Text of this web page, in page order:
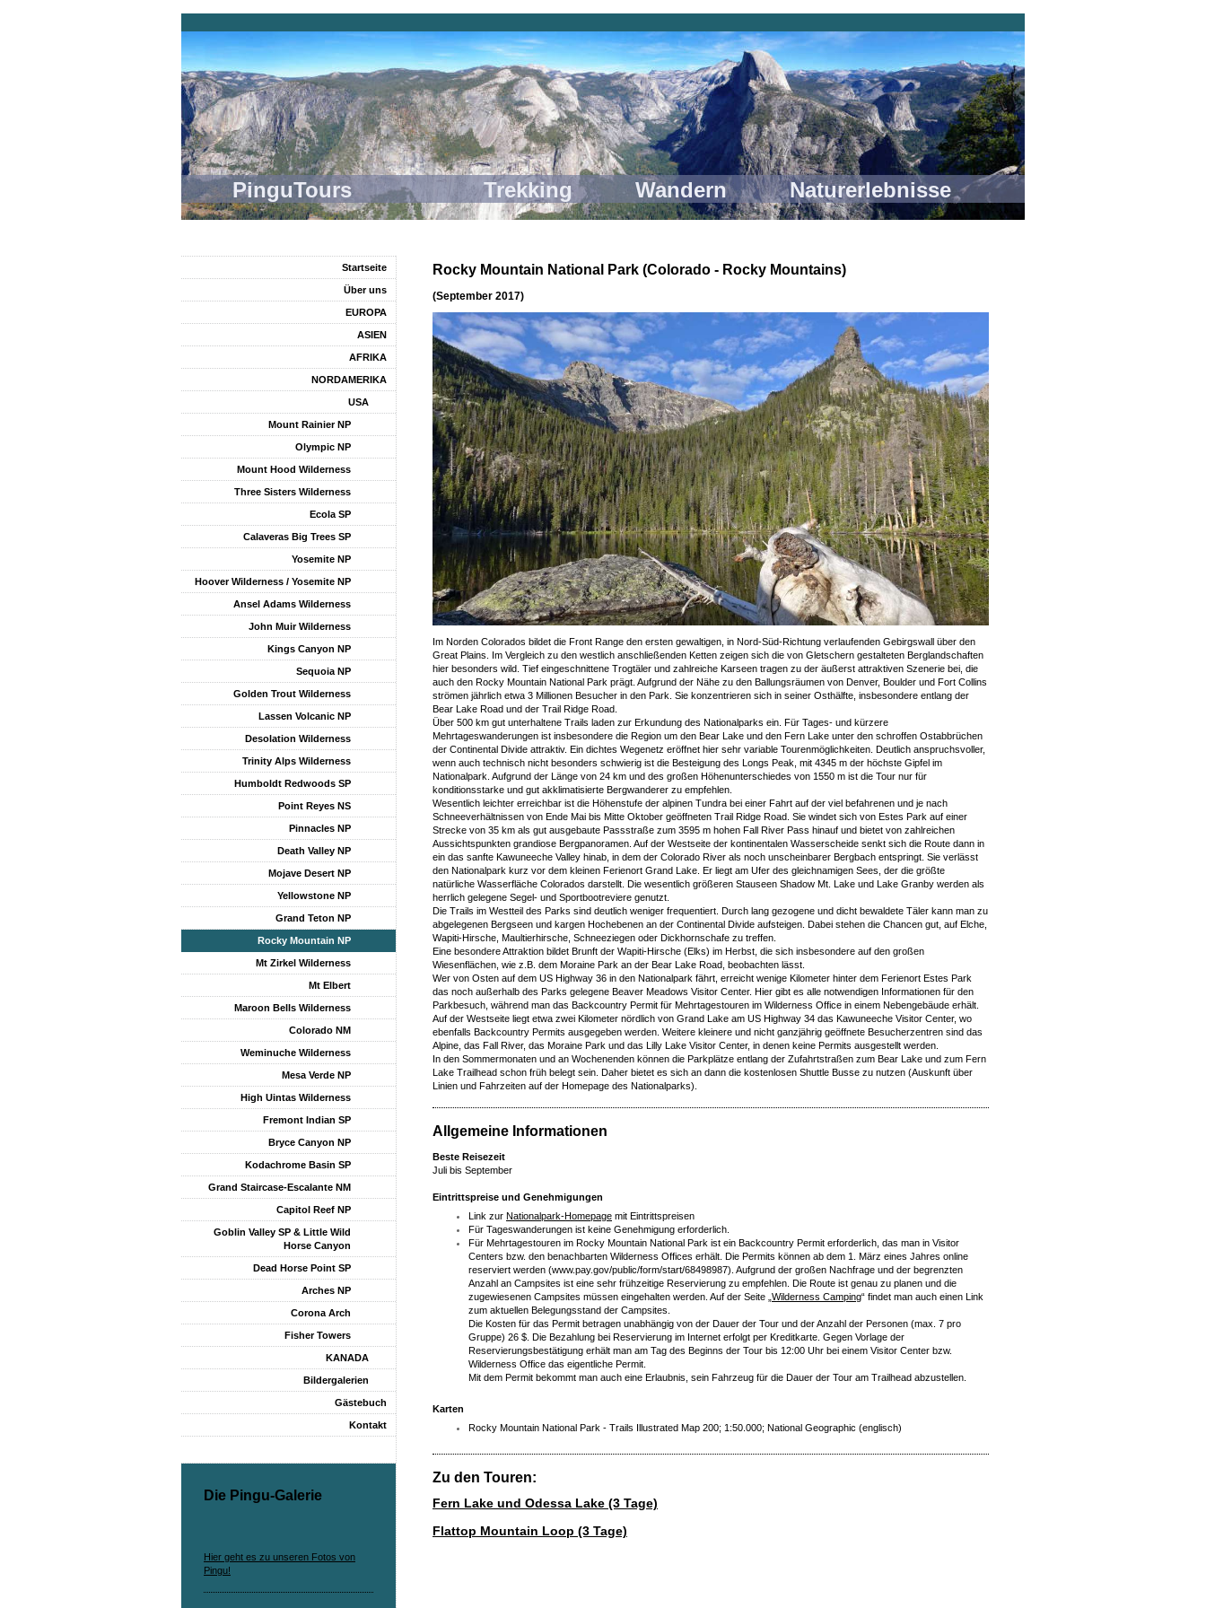
PinguTours Trekking Wandern Naturerlebnisse
Rocky Mountain National Park (Colorado - Rocky Mountains)
(September 2017)
Im Norden Colorados bildet die Front Range den ersten gewaltigen, in Nord-Süd-Richtung verlaufenden Gebirgswall über den
Great Plains. Im Vergleich zu den westlich anschließenden Ketten zeigen sich die von Gletschern gestalteten Berglandschaften
hier besonders wild. Tief eingeschnittene Trogtäler und zahlreiche Karseen tragen zu der äußerst attraktiven Szenerie bei, die
auch den Rocky Mountain National Park prägt. Aufgrund der Nähe zu den Ballungsräumen von Denver, Boulder und Fort Collins
strömen jährlich etwa 3 Millionen Besucher in den Park. Sie konzentrieren sich in seiner Osthälfte, insbesondere entlang der
Bear Lake Road und der Trail Ridge Road.
Über 500 km gut unterhaltene Trails laden zur Erkundung des Nationalparks ein. Für Tages- und kürzere
Mehrtageswanderungen ist insbesondere die Region um den Bear Lake und den Fern Lake unter den schroffen Ostabbrüchen
der Continental Divide attraktiv. Ein dichtes Wegenetz eröffnet hier sehr variable Tourenmöglichkeiten. Deutlich anspruchsvoller,
wenn auch technisch nicht besonders schwierig ist die Besteigung des Longs Peak, mit 4345 m der höchste Gipfel im
Nationalpark. Aufgrund der Länge von 24 km und des großen Höhenunterschiedes von 1550 m ist die Tour nur für
konditionsstarke und gut akklimatisierte Bergwanderer zu empfehlen.
Wesentlich leichter erreichbar ist die Höhenstufe der alpinen Tundra bei einer Fahrt auf der viel befahrenen und je nach
Schneeverhältnissen von Ende Mai bis Mitte Oktober geöffneten Trail Ridge Road. Sie windet sich von Estes Park auf einer
Strecke von 35 km als gut ausgebaute Passstraße zum 3595 m hohen Fall River Pass hinauf und bietet von zahlreichen
Aussichtspunkten grandiose Bergpanoramen. Auf der Westseite der kontinentalen Wasserscheide senkt sich die Route dann in
ein das sanfte Kawuneeche Valley hinab, in dem der Colorado River als noch unscheinbarer Bergbach entspringt. Sie verlässt
den Nationalpark kurz vor dem kleinen Ferienort Grand Lake. Er liegt am Ufer des gleichnamigen Sees, der die größte
natürliche Wasserfläche Colorados darstellt. Die wesentlich größeren Stauseen Shadow Mt. Lake und Lake Granby werden als
herrlich gelegene Segel- und Sportbootreviere genutzt.
Die Trails im Westteil des Parks sind deutlich weniger frequentiert. Durch lang gezogene und dicht bewaldete Täler kann man zu
abgelegenen Bergseen und kargen Hochebenen an der Continental Divide aufsteigen. Dabei stehen die Chancen gut, auf Elche,
Wapiti-Hirsche, Maultierhirsche, Schneeziegen oder Dickhornschafe zu treffen.
Eine besondere Attraktion bildet Brunft der Wapiti-Hirsche (Elks) im Herbst, die sich insbesondere auf den großen
Wiesenflächen, wie z.B. dem Moraine Park an der Bear Lake Road, beobachten lässt.
Wer von Osten auf dem US Highway 36 in den Nationalpark fährt, erreicht wenige Kilometer hinter dem Ferienort Estes Park
das noch außerhalb des Parks gelegene Beaver Meadows Visitor Center. Hier gibt es alle notwendigen Informationen für den
Parkbesuch, während man das Backcountry Permit für Mehrtagestouren im Wilderness Office in einem Nebengebäude erhält.
Auf der Westseite liegt etwa zwei Kilometer nördlich von Grand Lake am US Highway 34 das Kawuneeche Visitor Center, wo
ebenfalls Backcountry Permits ausgegeben werden. Weitere kleinere und nicht ganzjährig geöffnete Besucherzentren sind das
Alpine, das Fall River, das Moraine Park und das Lilly Lake Visitor Center, in denen keine Permits ausgestellt werden.
In den Sommermonaten und an Wochenenden können die Parkplätze entlang der Zufahrtstraßen zum Bear Lake und zum Fern
Lake Trailhead schon früh belegt sein. Daher bietet es sich an dann die kostenlosen Shuttle Busse zu nutzen (Auskunft über
Linien und Fahrzeiten auf der Homepage des Nationalparks).
Allgemeine Informationen
Beste Reisezeit
Juli bis September
Eintrittspreise und Genehmigungen
Link zur Nationalpark-Homepage mit Eintrittspreisen
Für Tageswanderungen ist keine Genehmigung erforderlich.
Für Mehrtagestouren im Rocky Mountain National Park ist ein Backcountry Permit erforderlich, das man in Visitor
Centers bzw. den benachbarten Wilderness Offices erhält. Die Permits können ab dem 1. März eines Jahres online
reserviert werden (www.pay.gov/public/form/start/68498987). Aufgrund der großen Nachfrage und der begrenzten
Anzahl an Campsites ist eine sehr frühzeitige Reservierung zu empfehlen. Die Route ist genau zu planen und die
zugewiesenen Campsites müssen eingehalten werden. Auf der Seite „ Wilderness Camping“ findet man auch einen Link
zum aktuellen Belegungsstand der Campsites.
Die Kosten für das Permit betragen unabhängig von der Dauer der Tour und der Anzahl der Personen (max. 7 pro
Gruppe) 26 $. Die Bezahlung bei Reservierung im Internet erfolgt per Kreditkarte. Gegen Vorlage der
Reservierungsbestätigung erhält man am Tag des Beginns der Tour bis 12:00 Uhr bei einem Visitor Center bzw.
Wilderness Office das eigentliche Permit.
Mit dem Permit bekommt man auch eine Erlaubnis, sein Fahrzeug für die Dauer der Tour am Trailhead abzustellen.
Karten
Rocky Mountain National Park - Trails Illustrated Map 200; 1:50.000; National Geographic (englisch)
Zu den Touren:
Fern Lake und Odessa Lake (3 Tage)
Flattop Mountain Loop (3 Tage)
Startseite
Über uns
EUROPA
ASIEN
AFRIKA
NORDAMERIKA
USA
Mount Rainier NP
Olympic NP
Mount Hood Wilderness
Three Sisters Wilderness
Ecola SP
Calaveras Big Trees SP
Yosemite NP
Hoover Wilderness / Yosemite NP
Ansel Adams Wilderness
John Muir Wilderness
Kings Canyon NP
Sequoia NP
Golden Trout Wilderness
Lassen Volcanic NP
Desolation Wilderness
Trinity Alps Wilderness
Humboldt Redwoods SP
Point Reyes NS
Pinnacles NP
Death Valley NP
Mojave Desert NP
Yellowstone NP
Grand Teton NP
Rocky Mountain NP
Mt Zirkel Wilderness
Mt Elbert
Maroon Bells Wilderness
Colorado NM
Weminuche Wilderness
Mesa Verde NP
High Uintas Wilderness
Fremont Indian SP
Bryce Canyon NP
Kodachrome Basin SP
Grand Staircase-Escalante NM
Capitol Reef NP
Goblin Valley SP & Little Wild
Horse Canyon
Dead Horse Point SP
Arches NP
Corona Arch
Fisher Towers
KANADA
Bildergalerien
Gästebuch
Kontakt
Die Pingu-Galerie
Hier geht es zu unseren Fotos von
Pingu!